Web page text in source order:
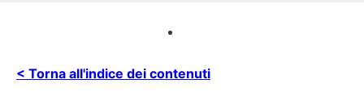
< Torna all'indice dei contenuti